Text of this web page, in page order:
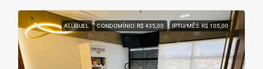
ALUGUEL CONDOMÍNIO: R$ 435,00 IPTU/MÊS: R$ 105,00